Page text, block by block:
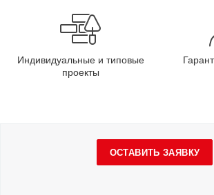
Индивидуальные и типовые
проекты
ОСТАВИТЬ ЗАЯВКУ